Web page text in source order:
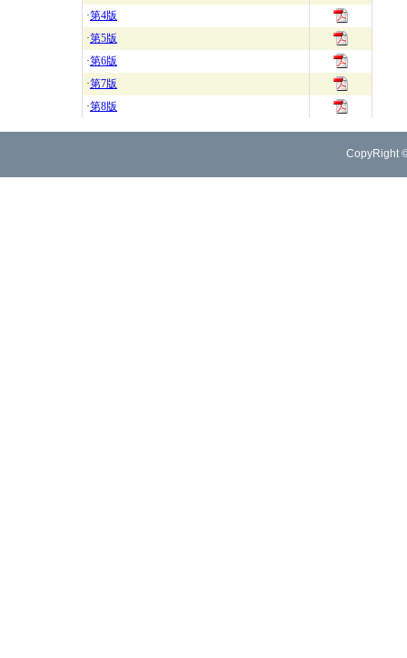
·第4版
·第5版
·第6版
·第7版
·第8版
CopyRight